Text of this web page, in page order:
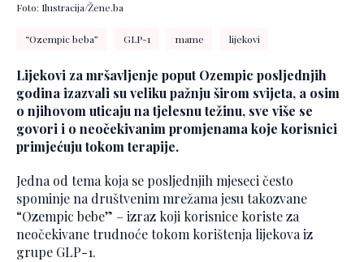
Foto: Ilustracija/Žene.ba
“Ozempic beba” GLP-1 mame lijekovi
Lijekovi za mršavljenje poput Ozempic posljednjih
godina izazvali su veliku pažnju širom svijeta, a osim
o njihovom uticaju na tjelesnu težinu, sve više se
govori i o neočekivanim promjenama koje korisnici
primjećuju tokom terapije.
Jedna od tema koja se posljednjih mjeseci često
spominje na društvenim mrežama jesu takozvane
“Ozempic bebe” – izraz koji korisnice koriste za
neočekivane trudnoće tokom korištenja lijekova iz
grupe GLP-1.